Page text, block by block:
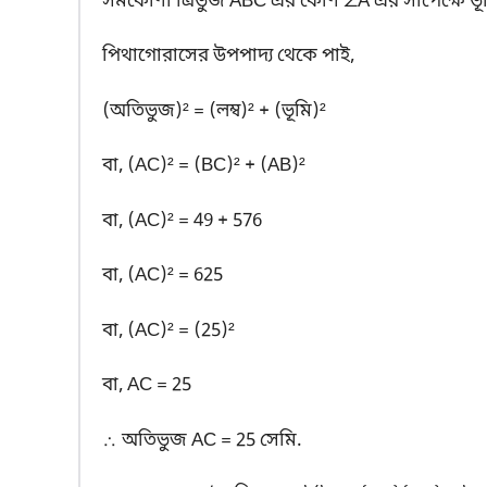
পিথাগোরাসের উপপাদ্য থেকে পাই,
(অতিভুজ)² = (লম্ব)² + (ভূমি)²
বা, (AC)² = (BC)² + (AB)²
বা, (AC)² = 49 + 576
বা, (AC)² = 625
বা, (AC)² = (25)²
বা, AC = 25
∴ অতিভুজ AC = 25 সেমি.